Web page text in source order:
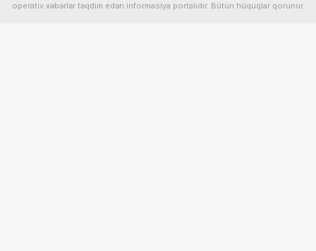
operativ xəbərlər təqdim edən informasiya portalıdır. Bütün hüquqlar qorunur.